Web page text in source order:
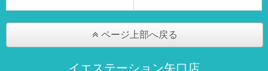
ページ上部へ戻る
イエステーション矢口店